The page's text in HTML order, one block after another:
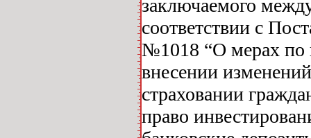
заключаемого
соответствии с
№1018 “О мерах по
внесении
страховании
право